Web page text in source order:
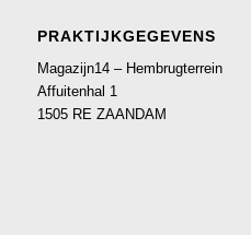
PRAKTIJKGEGEVENS
Magazijn14 – Hembrugterrein
Affuitenhal 1
1505 RE ZAANDAM